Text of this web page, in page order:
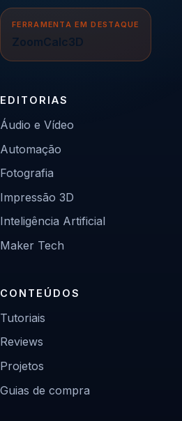
FERRAMENTA EM DESTAQUE
ZoomCalc3D
EDITORIAS
Áudio e Vídeo
Automação
Fotografia
Impressão 3D
Inteligência Artificial
Maker Tech
CONTEÚDOS
Tutoriais
Reviews
Projetos
Guias de compra